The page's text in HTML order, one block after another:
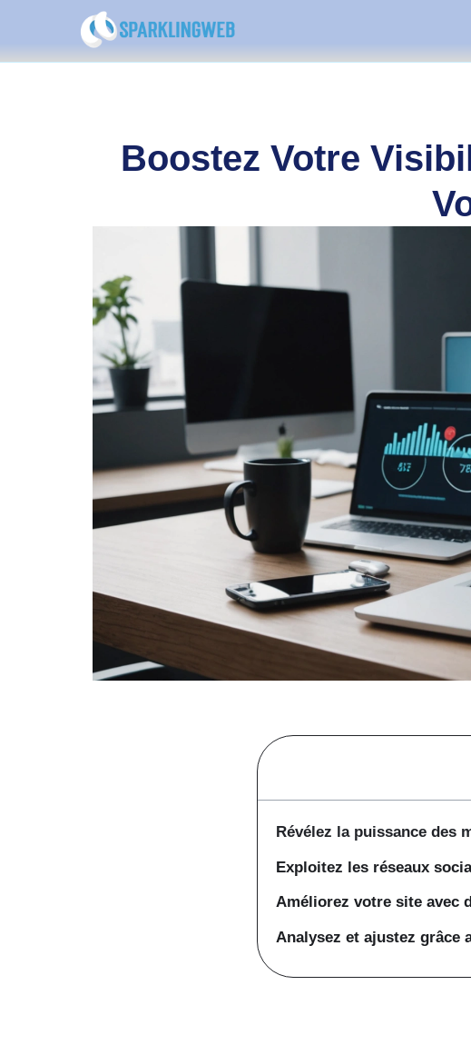
Boostez Votre
Révélez la puissance des
Exploitez les réseaux
Améliorez votre site avec
Analysez et ajustez grâce